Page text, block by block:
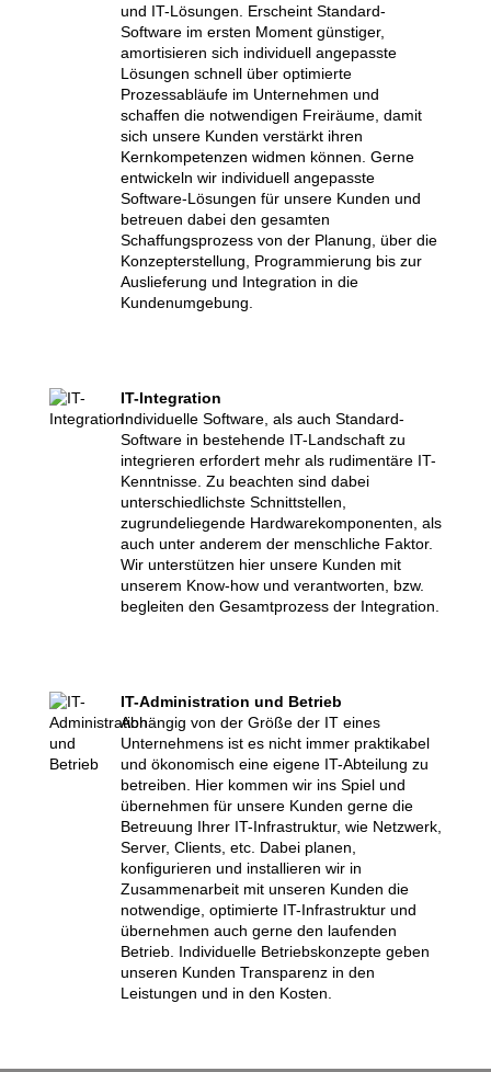
und IT-Lösungen. Erscheint Standard-
Software im ersten Moment günstiger,
amortisieren sich individuell angepasste
Lösungen schnell über optimierte
Prozessabläufe im Unternehmen und
schaffen die notwendigen Freiräume, damit
sich unsere Kunden verstärkt ihren
Kernkompetenzen widmen können. Gerne
entwickeln wir individuell angepasste
Software-Lösungen für unsere Kunden und
betreuen dabei den gesamten
Schaffungsprozess von der Planung, über die
Konzepterstellung, Programmierung bis zur
Auslieferung und Integration in die
Kundenumgebung.
IT-Integration
Individuelle Software, als auch Standard-
Software in bestehende IT-Landschaft zu
integrieren erfordert mehr als rudimentäre IT-
Kenntnisse. Zu beachten sind dabei
unterschiedlichste Schnittstellen,
zugrundeliegende Hardwarekomponenten, als
auch unter anderem der menschliche Faktor.
Wir unterstützen hier unsere Kunden mit
unserem Know-how und verantworten, bzw.
begleiten den Gesamtprozess der Integration.
IT-Administration und Betrieb
Abhängig von der Größe der IT eines
Unternehmens ist es nicht immer praktikabel
und ökonomisch eine eigene IT-Abteilung zu
betreiben. Hier kommen wir ins Spiel und
übernehmen für unsere Kunden gerne die
Betreuung Ihrer IT-Infrastruktur, wie Netzwerk,
Server, Clients, etc. Dabei planen,
konfigurieren und installieren wir in
Zusammenarbeit mit unseren Kunden die
notwendige, optimierte IT-Infrastruktur und
übernehmen auch gerne den laufenden
Betrieb. Individuelle Betriebskonzepte geben
unseren Kunden Transparenz in den
Leistungen und in den Kosten.